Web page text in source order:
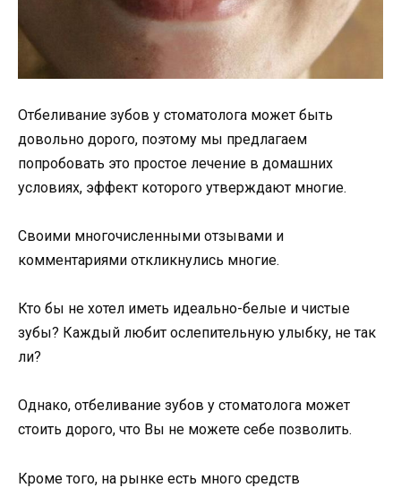
Отбеливание зубов у стоматолога может быть
довольно дорого, поэтому мы предлагаем
попробовать это простое лечение в домашних
условиях, эффект которого утверждают многие.
Своими многочисленными отзывами и
комментариями откликнулись многие.
Кто бы не хотел иметь идеально-белые и чистые
зубы? Каждый любит ослепительную улыбку, не так
ли?
Однако, отбеливание зубов у стоматолога может
стоить дорого, что Вы не можете себе позволить.
Кроме того, на рынке есть много средств